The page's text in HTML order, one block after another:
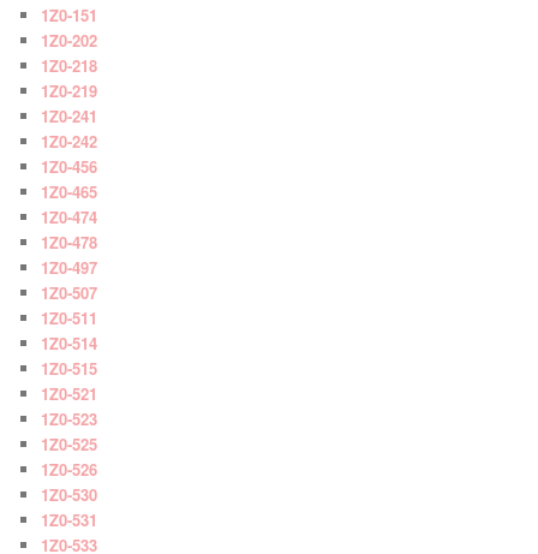
1Z0-151
1Z0-202
1Z0-218
1Z0-219
1Z0-241
1Z0-242
1Z0-456
1Z0-465
1Z0-474
1Z0-478
1Z0-497
1Z0-507
1Z0-511
1Z0-514
1Z0-515
1Z0-521
1Z0-523
1Z0-525
1Z0-526
1Z0-530
1Z0-531
1Z0-533